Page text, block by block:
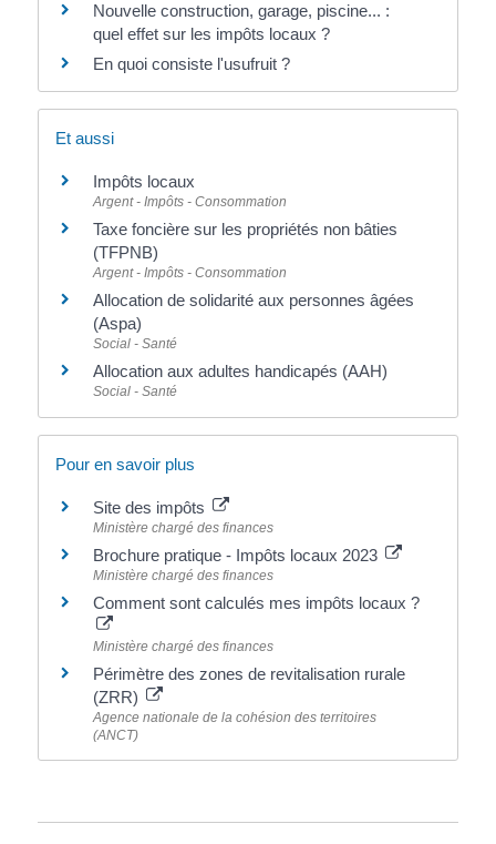
Nouvelle construction, garage, piscine... :
quel effet sur les impôts locaux ?
En quoi consiste l'usufruit ?
Et aussi
Impôts locaux
Argent - Impôts - Consommation
Taxe foncière sur les propriétés non bâties
(TFPNB)
Argent - Impôts - Consommation
Allocation de solidarité aux personnes âgées
(Aspa)
Social - Santé
Allocation aux adultes handicapés (AAH)
Social - Santé
Pour en savoir plus
Site des impôts
Ministère chargé des finances
Brochure pratique - Impôts locaux 2023
Ministère chargé des finances
Comment sont calculés mes impôts locaux ?
Ministère chargé des finances
Périmètre des zones de revitalisation rurale
(ZRR)
Agence nationale de la cohésion des territoires
(ANCT)